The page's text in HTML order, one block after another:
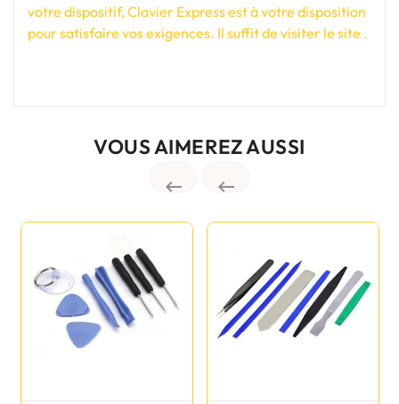
votre dispositif, Clavier Express est à votre disposition
pour satisfaire vos exigences. Il suffit de visiter le site .
VOUS AIMEREZ AUSSI
 